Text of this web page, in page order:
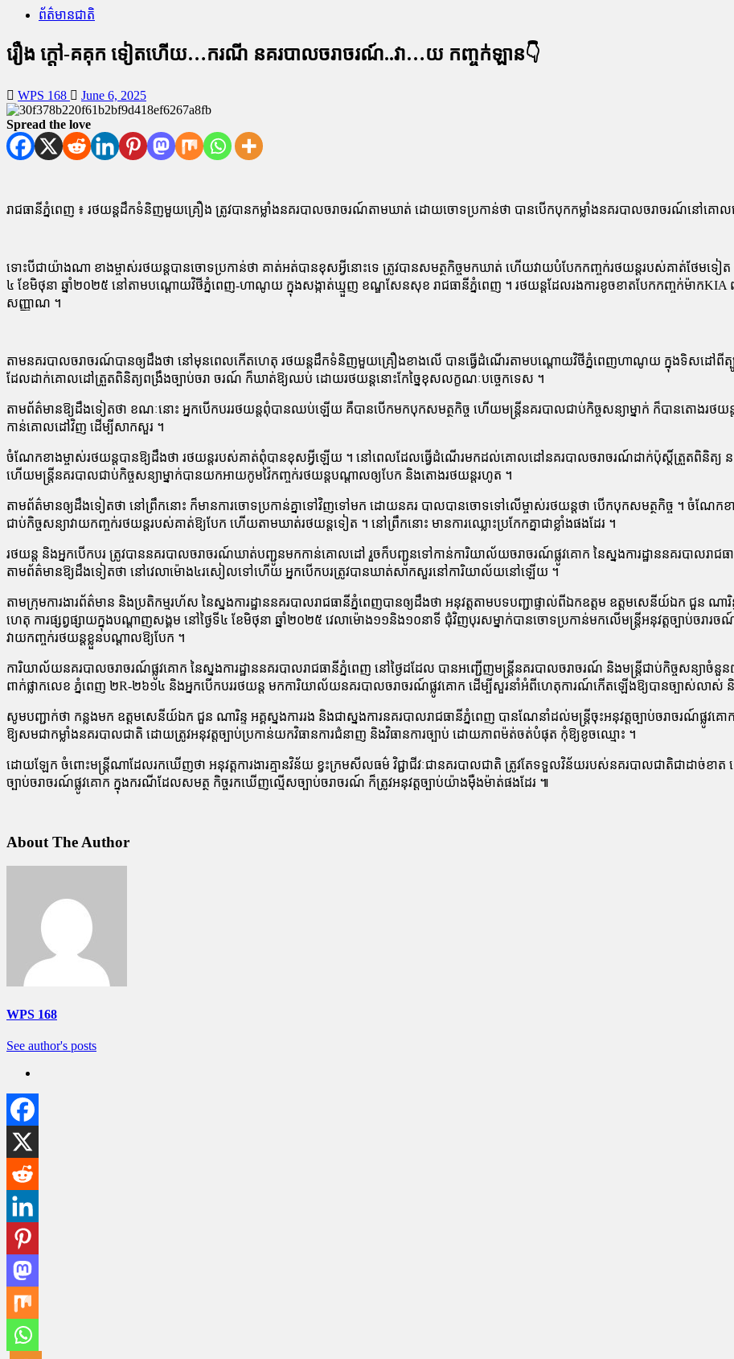
ព័ត៌មានជាតិ
រឿង ក្តៅ-គគុក ទៀតហើយ…ករណី នគរបាលចរាចរណ៍..វា…យ កញ្ចក់ឡាន​👇
WPS 168 June 6, 2025
Spread the love
រាជធានី​ភ្នំពេញ ៖ រថយន្ត​ដឹក​ទំនិញ​មួយ​គ្រឿង ត្រូវ​បាន​កម្លាំង​នគរបាល​ចរាចរណ៍​តាម​ឃាត់ ដោយ​ចោទប្រកាន់​ថា បាន​បើក​បុក​កម្លាំង​នគរបាល​ចរាចរណ៍​នៅ​
ទោះបីជា​យ៉ាងណា ខាង​ម្ចាស់​រថយន្ត​បាន​ចោទប្រកាន់​ថា គាត់​អត់​បាន​ខុស​អ្វី​នោះ​ទេ ត្រូវ​បាន​សមត្ថកិច្ច​មក​ឃាត់ ហើយ​វាយ​បំបែក​កញ្ចក់​រថយន្ត​របស់​គាត់​ថែម​ទៀត
៤ ខែមិថុនា ឆ្នាំ​២០២៥ នៅ​តាម​បណ្ដោយ​វិ​ថី​ភ្នំពេញ​-​ហាណូយ ក្នុង​សង្កាត់​ឃ្មួ​ញ ខណ្ឌ​សែន​សុខ រាជធានី​ភ្នំពេញ ។ រថយន្ត​ដែល​រង​ការ​ខូចខាត​បែក​កញ្ចក់​ម៉ាក​KIA
សញ្ញាណ ។
តាម​នគរបាល​ចរាចរណ៍​បាន​ឲ្យ​ដឹង​ថា នៅ​មុន​ពេល​កើតហេតុ រថយន្ត​ដឹក​ទំនិញ​មួយ​គ្រឿង​ខាងលើ បាន​ធ្វើ​ដំណើរ​តាម​បណ្ដោយ​វិ​ថី​ភ្នំពេញ​ហាណូយ ក្នុង​ទិស​ដៅ​ពី​
ដែល​ដាក់​គោលដៅ​ត្រួតពិនិត្យ​ពង្រឹង​ច្បាប់​ចរា ចរណ៍ ក៏​ឃាត់​ឱ្យ​ឈប់ ដោយ​រថយន្ត​នោះ​កែ​ច្នៃ​ខុស​លក្ខណៈ​បច្ចេកទេស ។
តាម​ព័ត៌មាន​ឱ្យ​ដឹង​ទៀត​ថា ខណៈនោះ អ្នកបើកបរ​រថយន្ត​ពុំ​បាន​ឈប់​ឡើយ គឺ​បាន​បើក​មក​បុក​សមត្ថកិច្ច ហើយ​មន្ត្រី​នគរបាល​ជាប់កិច្ចសន្យា​ម្នាក់ ក៏​បាន​តោង​
កាន់​គោលដៅ​វិញ ដើម្បី​សាកសួរ ។
ចំណែក​ខាង​ម្ចាស់​រថយន្ត​បានឱ្យ​ដឹង​ថា រថយន្ត​របស់​គាត់​ពុំ​បាន​ខុស​អ្វី​ឡើយ ។ នៅ​ពេល​ដែល​ធ្វើ​ដំណើរ​មក​ដល់​គោលដៅ​នគរបាល​ចរាចរណ៍​ដាក់​ប៉ុស្តិ៍​ត្រួតពិនិ
ហើយ​មន្ត្រី​នគរបាល​ជាប់កិច្ចសន្យា​ម្នាក់​បាន​យក​អាយ​កូ​ម​វ៉ៃ​កញ្ចក់​រថយន្ត​បណ្ដាល​ឲ្យ​បែក និង​តោង​រថយន្ត​រហូត ។
តាម​ព័ត៌មាន​ឲ្យ​ដឹង​ទៀត​ថា នៅ​ព្រឹក​នោះ ក៏​មានការ​ចោទប្រកាន់​គ្នា​ទៅ​វិញ​ទៅ​មក ដោយ​នគរ បាល​បាន​ចោទ​ទៅ​លើ​ម្ចាស់​រថយន្ត​ថា បើក​បុក​សមត្ថកិច្ច ។ ចំណែក​ខា
ជាប់កិច្ចសន្យា​វាយ​កញ្ចក់​រថយន្ត​របស់​គាត់​ឱ្យ​បែក ហើយ​តាម​ឃាត់​រថយន្ត​ទៀត ។ នៅ​ព្រឹក​នោះ មានការ​ឈ្លោះប្រកែក​គ្នា​ជា​ខ្លាំង​ផង​ដែរ ។
រថយន្ត និង​អ្នកបើកបរ ត្រូវ​បាន​នគរបាល​ចរាចរណ៍​ឃាត់​បញ្ជូន​មក​កាន់​គោលដៅ រួច​ក៏​បញ្ជូន​ទៅ​កាន់​ការិយាល័យ​ចរាចរណ៍​ផ្លូវគោក នៃ​ស្នងការដ្ឋាន​នគរបាល​រាជធ
តាម​ព័ត៌មាន​ឱ្យ​ដឹង​ទៀត​ថា នៅ​វេលា​ម៉ោង​៤​រសៀល​ទៅ​ហើយ អ្នកបើកបរ​ត្រូវ​បាន​ឃាត់​សាកសួរ​នៅ​ការិយាល័យ​នៅឡើយ ។
តាម​ក្រុមការងារ​ព័ត៌មាន និង​ប្រតិកម្ម​រហ័ស នៃ​ស្នងការដ្ឋាន​នគរ​បាល​រាជធានី​ភ្នំពេញ​បាន​ឲ្យ​ដឹង​ថា អនុវត្ត​តាម​បទបញ្ជា​ផ្ទាល់​ពី​ឯកឧត្តម ឧត្តមសេនីយ៍ឯក ជួន ណា​
ហេតុ ការ​ផ្សព្វ​ផ្សាយ​ក្នុង​បណ្តាញ​សង្គម នៅ​ថ្ងៃ​ទី​៤ ខែមិថុនា ឆ្នាំ​២០២៥ វេលា​ម៉ោង​១១​និង​១០​នាទី ជុំវិញ​បុរស​ម្នាក់​បាន​ចោទប្រកាន់​មក​លើ​មន្ត្រី​អនុវត្ត​ច្បាប់​
វាយ​កញ្ចក់​រថយន្ត​ខ្លួន​បណ្តាល​ឱ្យ​បែក ។
ការិយាល័យ​នគរបាល​ចរាចរណ៍​ផ្លូវគោក នៃ​ស្នងការដ្ឋាន​នគរបាល​រាជធានី​ភ្នំពេញ នៅ​ថ្ងៃ​ដដែល បាន​អញ្ជើញ​មន្ត្រី​នគរបាល​ចរាចរណ៍ និង​មន្ត្រី​ជាប់កិច្ចសន្
ពាក់​ផ្លា​ក​លេខ ភ្នំពេញ ២R-២៦១៤ និង​អ្នកបើកបរ​រថយន្ត មក​ការិយាល័យ​នគរបាល​ចរាចរណ៍​ផ្លូវគោក ដើម្បី​សួរនាំ​អំពី​ហេតុការណ៍​កើតឡើង​ឱ្យ​បាន​ច្បាស់​លាស់
សូម​បញ្ជាក់​ថា កន្លង​មក ឧត្តមសេនីយ៍ឯក ជួន ណា​រិ​ន្ទ អគ្គស្នងការ​រង និង​ជា​ស្នងការ​នគរបាល​រាជធានី​ភ្នំពេញ បាន​ណែនាំ​ដល់​មន្ត្រី​ចុះ​អនុវត្ត​ច្បាប់​ចរាចរណ៍​ផ្លូវគោក
ឱ្យ​សមជា​កម្លាំង​នគរបាល​ជាតិ ដោយ​ត្រូវ​អនុវត្ត​ច្បាប់​ប្រកាន់​យក​វិធានការ​ជំនាញ និង​វិធានការ​ច្បាប់ ដោយ​ភាព​ម៉ត់ចត់​បំផុត កុំឱ្យ​ខូច​ឈ្មោះ ។
ដោយឡែក ​ចំពោះ​មន្ត្រី​ណា​ដែល​រក​ឃើញ​ថា អនុវត្ត​ការងារ​គ្មាន​វិន័យ ខ្វះ​ក្រមសីលធម៌ វិជ្ជាជីវៈ​ជា​នគរបាល​ជាតិ ត្រូវ​តែ​ទទួល​វិន័យ​របស់​នគរបាល​ជាតិ​ជា​ដាច់
ច្បាប់​ចរាចរណ៍​ផ្លូវគោក ក្នុង​ករណី​ដែល​សមត្ថ កិច្ច​រក​ឃើញ​ល្មើសច្បាប់​ចរាចរណ៍ ក៏​ត្រូវ​អនុវត្ត​ច្បាប់​យ៉ាង​ម៉ឺងម៉ាត់​ផង​ដែរ ៕
About The Author
WPS 168
See author's posts